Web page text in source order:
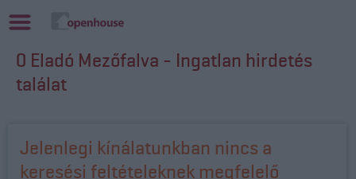
0 Eladó Mezőfalva - Ingatlan hirdetés
találat
Jelenlegi kínálatunkban nincs a
keresési feltételeknek megfelelő